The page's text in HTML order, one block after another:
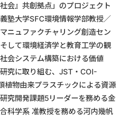
会』共創拠点」のプロジェクト
塾大学SFC環境情報学部教授／
ニュファクチャリング創造セン
して環境経済学と教育工学の観
会システム構築における価値
究に取り組む、JST・COI-
植物由来プラスチックによる資源
究開発課題5リーダーを務める金
科学系 准教授を務める河内幾帆